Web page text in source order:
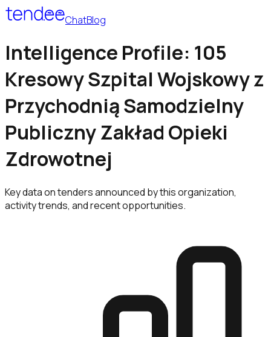
ChatBlog
Intelligence Profile: 105
Kresowy Szpital Wojskowy z
Przychodnią Samodzielny
Publiczny Zakład Opieki
Zdrowotnej
Key data on tenders announced by this organization,
activity trends, and recent opportunities.